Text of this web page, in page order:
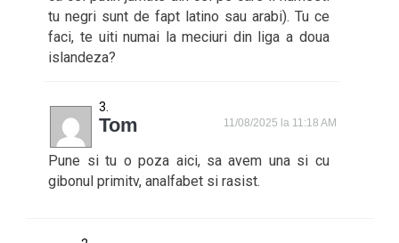
tu negri sunt de fapt latino sau arabi). Tu ce
faci, te uiti numai la meciuri din liga a doua
islandeza?
Tom 11/08/2025 la 11:18 AM
Pune si tu o poza aici, sa avem una si cu
gibonul primitv, analfabet si rasist.